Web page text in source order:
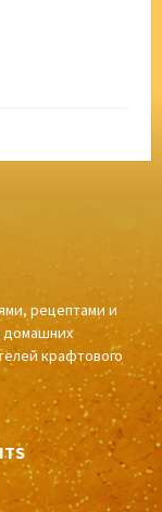
рецептами и
домашних
крафтового